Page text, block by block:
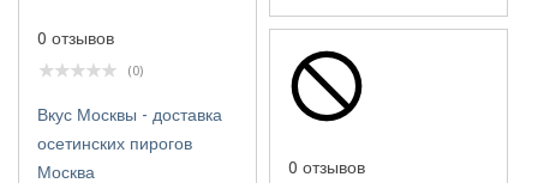
0 отзывов
(0)
Вкус Москвы - доставка
осетинских пирогов
Москва
0 отзывов